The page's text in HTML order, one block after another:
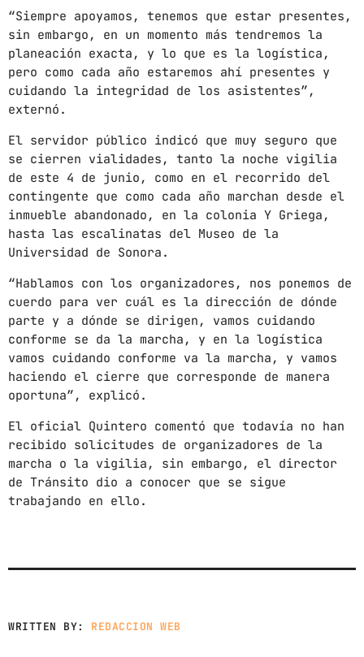
marzo 2024
febrero 2024
CATEGORÍAS
Blog
Gobierno de Hermosillo
Gobierno de Sonora
Hermosillo
News
Noticias
Sonora
CON TODA LA ACTITUD
CON ANGEL RAMIREZ
10:00 AM - 12:00 PM
“Siempre apoyamos, tenemos que estar presentes,
sin embargo, en un momento más tendremos la
planeación exacta, y lo que es la logística,
pero como cada año estaremos ahí presentes y
cuidando la integridad de los asistentes”,
externó.
El servidor público indicó que muy seguro que
se cierren vialidades, tanto la noche vigilia
de este 4 de junio, como en el recorrido del
contingente que como cada año marchan desde el
inmueble abandonado, en la colonia Y Griega,
hasta las escalinatas del Museo de la
Universidad de Sonora.
“Hablamos con los organizadores, nos ponemos de
cuerdo para ver cuál es la dirección de dónde
parte y a dónde se dirigen, vamos cuidando
conforme se da la marcha, y en la logística
vamos cuidando conforme va la marcha, y vamos
haciendo el cierre que corresponde de manera
oportuna”, explicó.
El oficial Quintero comentó que todavía no han
recibido solicitudes de organizadores de la
marcha o la vigilia, sin embargo, el director
de Tránsito dio a conocer que se sigue
trabajando en ello.
WRITTEN BY: REDACCION WEB